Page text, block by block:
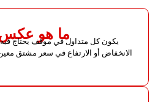
ما هو عكس
يكون كل متداول في موقف يحتاج فيه
الانخفاض أو الارتفاع في سعر مشتق